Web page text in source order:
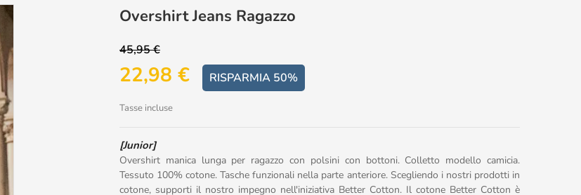
Overshirt Jeans Ragazzo
45,95 €
22,98 € RISPARMIA 50%
Tasse incluse
[Junior]
Overshirt manica lunga per ragazzo con polsini con bottoni. Colletto modello camicia.
Tessuto 100% cotone. Tasche funzionali nella parte anteriore. Scegliendo i nostri prodotti in
cotone, supporti il nostro impegno nell'iniziativa Better Cotton. Il cotone Better Cotton è